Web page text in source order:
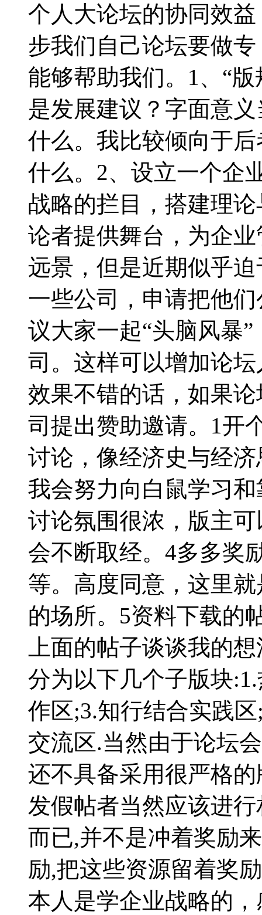
个人大论坛的协同效
步我们自己论坛要做
能够帮助我们。1、“
是发展建议？字面意
什么。我比较倾向于
什么。2、设立一个企
战略的拦目，搭建理
论者提供舞台，为企
远景，但是近期似乎
一些公司，申请把他
议大家一起“头脑风暴
司。这样可以增加论
效果不错的话，如果
司提出赞助邀请。1开
讨论，像经济史与经
我会努力向白鼠学习
讨论氛围很浓，版主
会不断取经。4多多奖
等。高度同意，这里
的场所。5资料下载的
上面的帖子谈谈我的
分为以下几个子版块
作区;3.知行结合实践
交流区.当然由于论坛
还不具备采用很严格
发假帖者当然应该进
而已,并不是冲着奖励
励,把这些资源留着奖
本人是学企业战略的